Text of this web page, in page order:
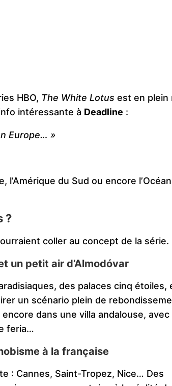
HBO, The White Lotus est en plein
intéressante à Deadline :
Europe… »
du Sud ou encore
?
coller au concept de la série.
un petit air d’Almodóvar
des palaces cinq étoiles,
un scénario plein de
dans une villa andalouse, avec
feria…
à la française
: Cannes, Saint-Tropez, Nice… Des